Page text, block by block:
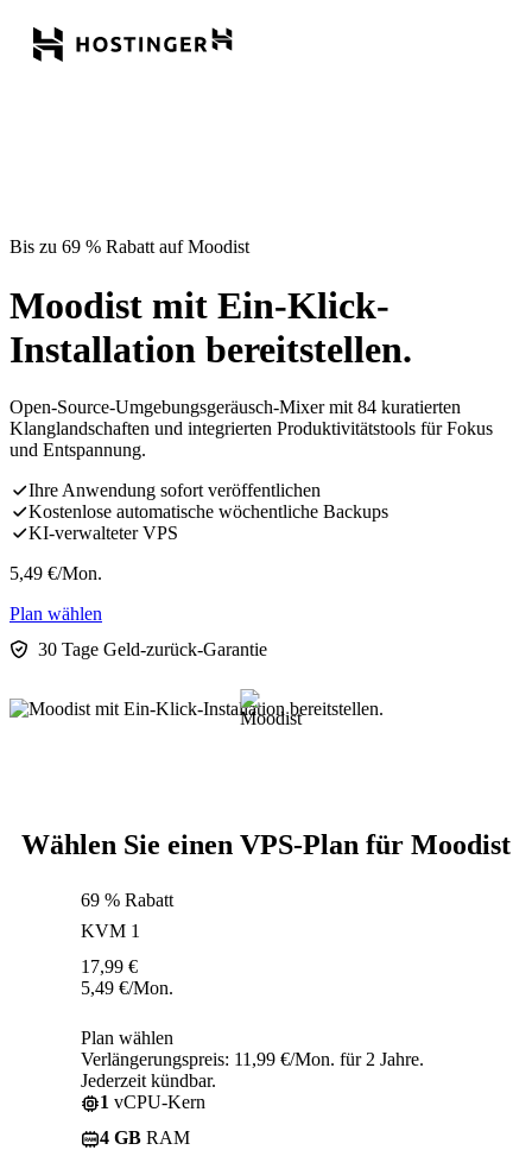
Bis zu 69 % Rabatt auf Moodist
Moodist mit Ein-Klick-
Installation bereitstellen.
Open-Source-Umgebungsgeräusch-Mixer mit 84 kuratierten
Klanglandschaften und integrierten Produktivitätstools für Fokus
und Entspannung.
Ihre Anwendung sofort veröffentlichen
Kostenlose automatische wöchentliche Backups
KI-verwalteter VPS
5,49 €/Mon.
Plan wählen
30 Tage Geld-zurück-Garantie
Wählen Sie einen VPS-Plan für Moodist
69 % Rabatt
KVM 1
17,99 €
5,49 €/Mon.
Plan wählen
Verlängerungspreis: 11,99 €/Mon. für 2 Jahre.
Jederzeit kündbar.
1 vCPU-Kern
4 GB RAM